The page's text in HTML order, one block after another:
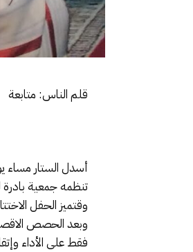
قلم الناس: متابعة
تنظمه جمعية بادرة
وقتميز الحفل
وبعد الحصص
فقط على الأداء